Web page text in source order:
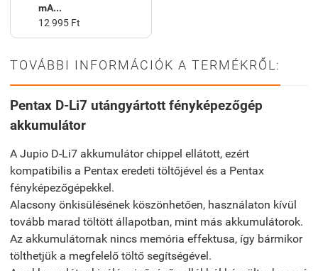
mA...
12 995 Ft
TOVÁBBI INFORMÁCIÓK A TERMÉKRŐL:
Pentax D-Li7 utángyártott fényképezőgép
akkumulátor
A Jupio D-Li7 akkumulátor chippel ellátott, ezért
kompatibilis a Pentax eredeti töltőjével és a Pentax
fényképezőgépekkel.
Alacsony önkisülésének köszönhetően, használaton kívül
tovább marad töltött állapotban, mint más akkumulátorok.
Az akkumulátornak nincs memória effektusa, így bármikor
tölthetjük a megfelelő töltő segítségével.